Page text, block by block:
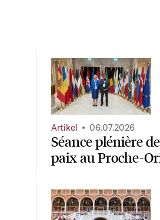
Séance plénière
paix au Proche-
Artikel 06.07.2026